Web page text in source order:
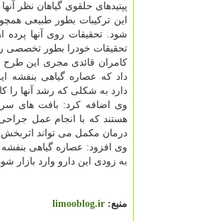
پپتیدهای حلقوی گیاهان نظر
این ترکیبات بطور طبیعی
شود. تحقیقات روی آنها
تحقیقات خودرا بطور تخصصی
کامران قائدی مجری این
داد که عصاره گیاهی بنفشه
دارد به شکلی که رشد آنها را
وی اضافه کرد: بافت های
هستند که با انجام عمل
درمان مکمل می تواند اثربخش
وی افزود: عصاره گیاهی
به زودی این دارو وارد بازار
منبع: limooblog.ir